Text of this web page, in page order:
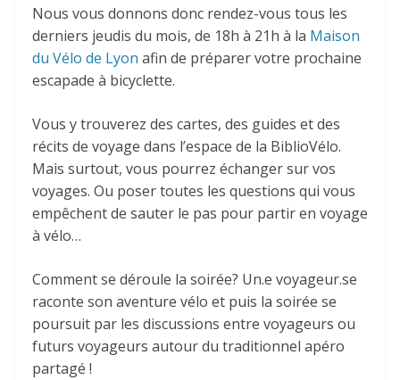
Nous vous donnons donc rendez-vous tous les
derniers jeudis du mois, de 18h à 21h à la Maison
du Vélo de Lyon afin de préparer votre prochaine
escapade à bicyclette.
Vous y trouverez des cartes, des guides et des
récits de voyage dans l’espace de la BiblioVélo.
Mais surtout, vous pourrez échanger sur vos
voyages. Ou poser toutes les questions qui vous
empêchent de sauter le pas pour partir en voyage
à vélo…
Comment se déroule la soirée? Un.e voyageur.se
raconte son aventure vélo et puis la soirée se
poursuit par les discussions entre voyageurs ou
futurs voyageurs autour du traditionnel apéro
partagé !